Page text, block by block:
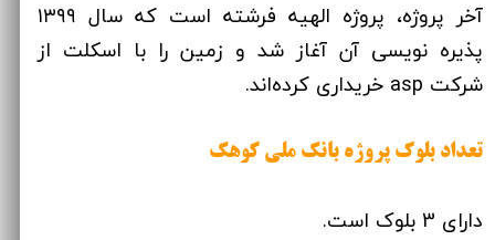
آخر پروژه، پروژه الهیه فرشته است که سال ۱۳۹۹
پذیره نویسی آن آغاز شد و زمین را با اسکلت از
شرکت asp خریداری کرده‌اند.
تعداد بلوک پروژه بانک ملی کوهک
دارای 3 بلوک است.